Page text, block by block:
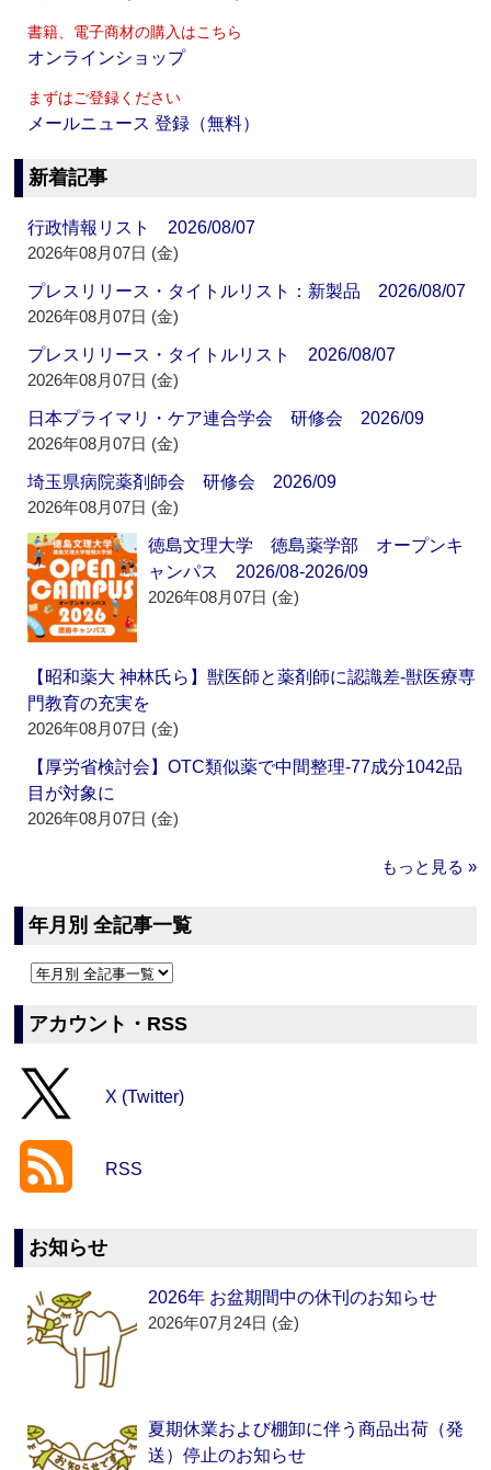
書籍、電子商材の購入はこちら
オンラインショップ
まずはご登録ください
メールニュース 登録（無料）
新着記事
行政情報リスト 2026/08/07
2026年08月07日 (金)
プレスリリース・タイトルリスト：新製品 2026/08/07
2026年08月07日 (金)
プレスリリース・タイトルリスト 2026/08/07
2026年08月07日 (金)
日本プライマリ・ケア連合学会 研修会 2026/09
2026年08月07日 (金)
埼玉県病院薬剤師会 研修会 2026/09
2026年08月07日 (金)
徳島文理大学 徳島薬学部 オープンキ
ャンパス 2026/08-2026/09
2026年08月07日 (金)
【昭和薬大 神林氏ら】獣医師と薬剤師に認識差‐獣医療専
門教育の充実を
2026年08月07日 (金)
【厚労省検討会】OTC類似薬で中間整理‐77成分1042品
目が対象に
2026年08月07日 (金)
もっと見る »
年月別 全記事一覧
アカウント・RSS
X (Twitter)
RSS
お知らせ
2026年 お盆期間中の休刊のお知らせ
2026年07月24日 (金)
夏期休業および棚卸に伴う商品出荷（発
送）停止のお知らせ